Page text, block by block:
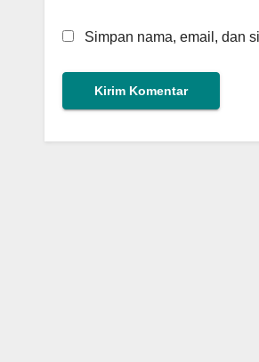
Simpan nama, email, dan